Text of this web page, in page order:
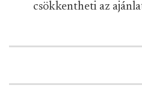
csökkentheti az